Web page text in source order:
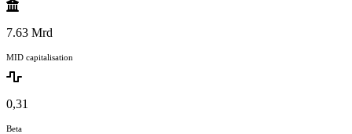
7.63 Mrd
MID capitalisation
0,31
Beta